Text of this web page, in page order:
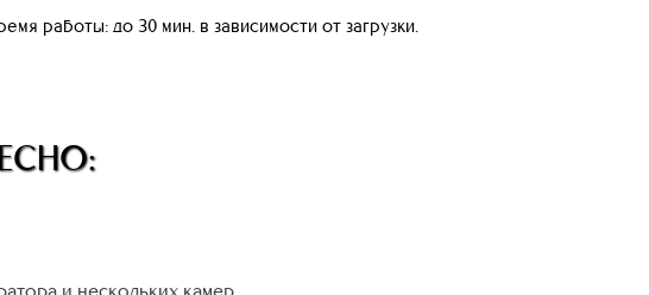
работы: до 30 мин. в зависимости от загрузки.
и нескольких камер